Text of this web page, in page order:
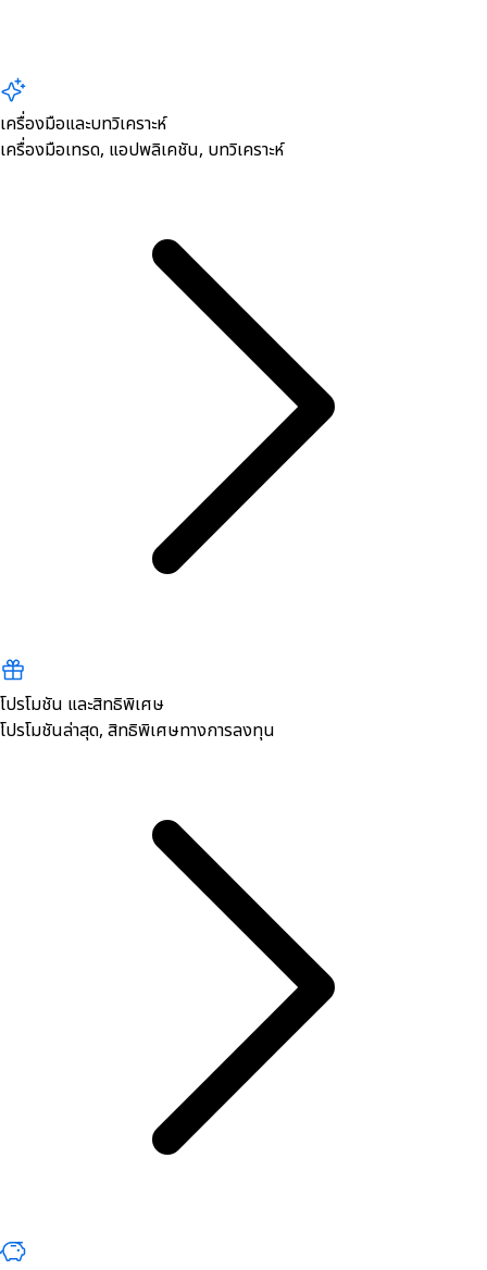
เครื่องมือและบทวิเคราะห์
เครื่องมือเทรด, ​แอปพลิเคชัน, บทวิเคราะห์
โปรโมชัน และสิทธิพิเศษ
โปรโมชันล่าสุด, สิทธิพิเศษทางการลงทุน